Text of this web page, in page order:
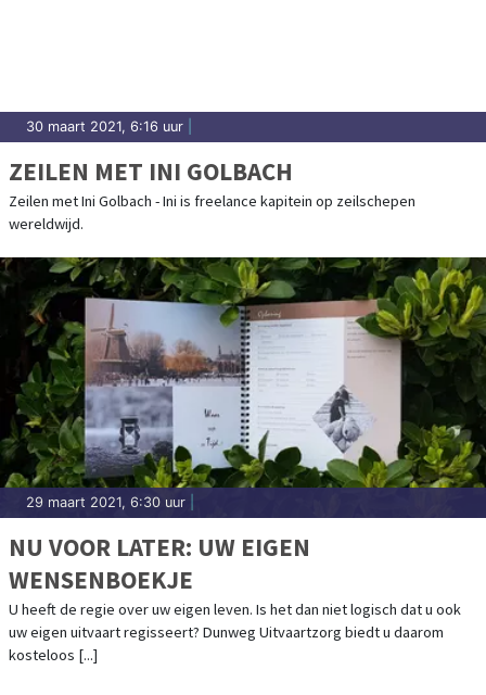
30 maart 2021, 6:16 uur
ZEILEN MET INI GOLBACH
Zeilen met Ini Golbach - Ini is freelance kapitein op zeilschepen
wereldwijd.
29 maart 2021, 6:30 uur
NU VOOR LATER: UW EIGEN
WENSENBOEKJE
U heeft de regie over uw eigen leven. Is het dan niet logisch dat u ook
uw eigen uitvaart regisseert? Dunweg Uitvaartzorg biedt u daarom
kosteloos [...]